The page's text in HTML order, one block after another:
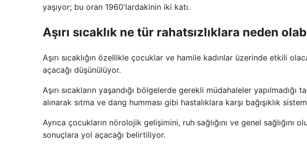
yaşıyor; bu oran 1960'lardakinin iki katı.
Aşırı sıcaklık ne tür rahatsızlıklara neden
Aşırı sıcaklığın özellikle çocuklar ve hamile kadınlar üzerinde etkili
açacağı düşünülüyor.
Aşırı sıcakların yaşandığı bölgelerde gerekli müdahaleler
alınarak sıtma ve dang humması gibi hastalıklara karşı bağışıklık
Ayrıca çocukların nörolojik gelişimini, ruh sağlığını ve genel sağlığını
sonuçlara yol açacağı belirtiliyor.